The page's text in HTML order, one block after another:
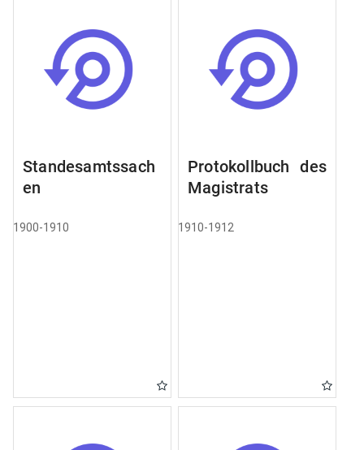
Standesamtssach
en
1900-1910
Protokollbuch des
Magistrats
1910-1912